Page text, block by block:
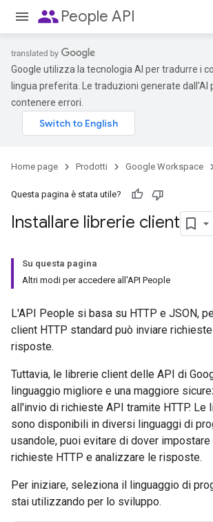
peoplePeople API
Google utilizza la tecnologia AI per tradurre i
lingua preferita. Le traduzioni generate dall'AI
contenere errori.
Home page Prodotti Google Workspace
Questa pagina è stata utile?
Installare librerie client
Su questa pagina
Altri modi per accedere all'API People
L'API People si basa su HTTP e JSON,
client HTTP standard può inviare
risposte.
Tuttavia, le librerie client delle API di
linguaggio migliore e una maggiore
all'invio di richieste API tramite HTTP. Le
sono disponibili in diversi linguaggi di
usandole, puoi evitare di dover impostare
richieste HTTP e analizzare le risposte.
Per iniziare, seleziona il linguaggio di
stai utilizzando per lo sviluppo.